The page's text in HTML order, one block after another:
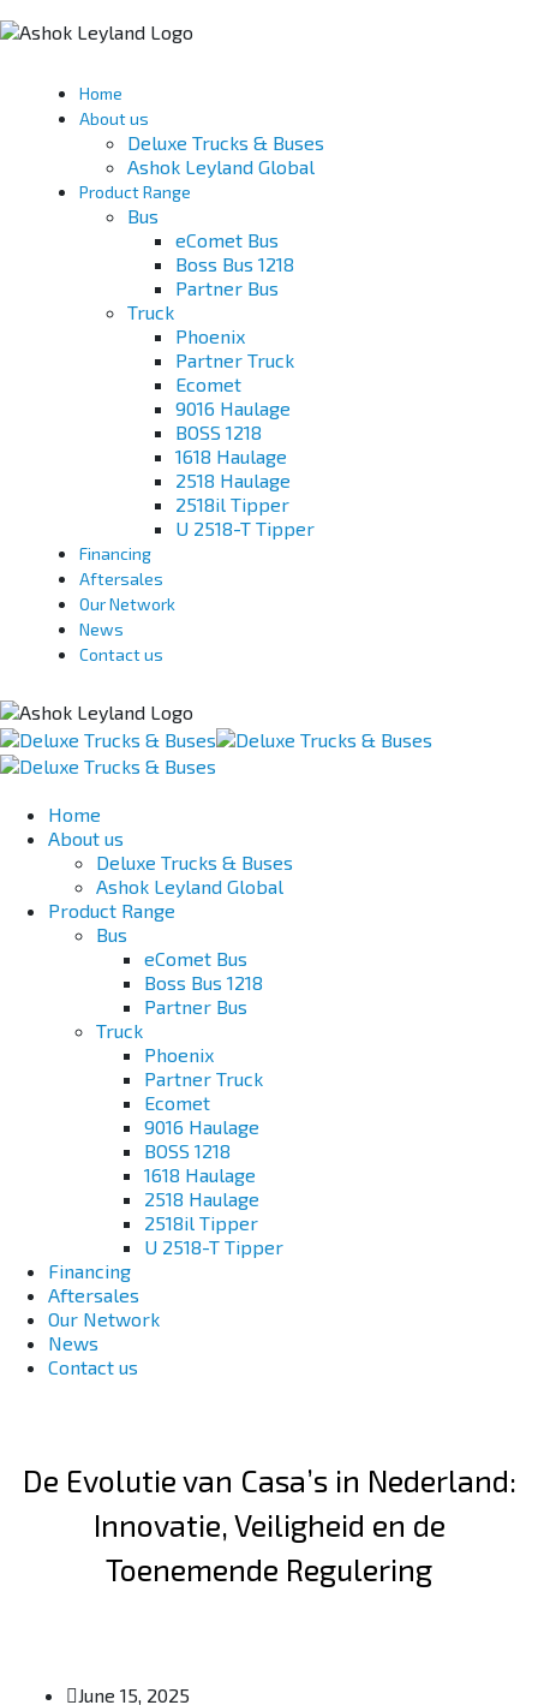
Home
About us
Deluxe Trucks & Buses
Ashok Leyland Global
Product Range
Bus
eComet Bus
Boss Bus 1218
Partner Bus
Truck
Phoenix
Partner Truck
Ecomet
9016 Haulage
BOSS 1218
1618 Haulage
2518 Haulage
2518il Tipper
U 2518-T Tipper
Financing
Aftersales
Our Network
News
Contact us
Home
About us
Deluxe Trucks & Buses
Ashok Leyland Global
Product Range
Bus
eComet Bus
Boss Bus 1218
Partner Bus
Truck
Phoenix
Partner Truck
Ecomet
9016 Haulage
BOSS 1218
1618 Haulage
2518 Haulage
2518il Tipper
U 2518-T Tipper
Financing
Aftersales
Our Network
News
Contact us
De Evolutie van Casa’s in Nederland:
Innovatie, Veiligheid en de
Toenemende Regulering
June 15, 2025